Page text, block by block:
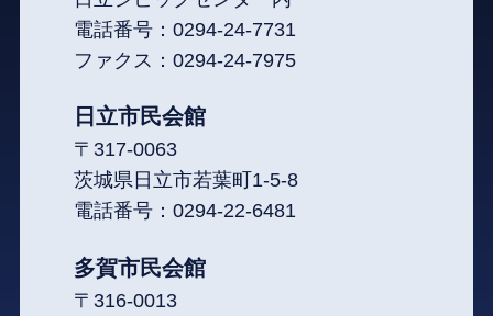
電話番号：0294-24-7731
ファクス：0294-24-7975
日立市民会館
〒317-0063
茨城県日立市若葉町1-5-8
電話番号：0294-22-6481
多賀市民会館
〒316-0013